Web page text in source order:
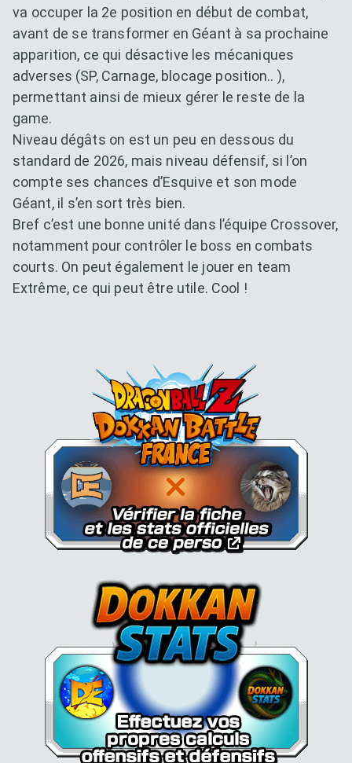
va occuper la 2e position en début de combat,
avant de se transformer en Géant à sa prochaine
apparition, ce qui désactive les mécaniques
adverses (SP, Carnage, blocage position.. ),
permettant ainsi de mieux gérer le reste de la
game.
Niveau dégâts on est un peu en dessous du
standard de 2026, mais niveau défensif, si l’on
compte ses chances d’Esquive et son mode
Géant, il s’en sort très bien.
Bref c’est une bonne unité dans l’équipe Crossover,
notamment pour contrôler le boss en combats
courts. On peut également le jouer en team
Extrême, ce qui peut être utile. Cool !
Dokkan Essentials x Dragon